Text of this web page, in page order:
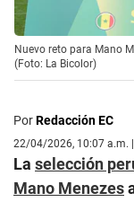
Nuevo reto para Mano
(Foto: La Bicolor)
PorRedacción EC
22/04/2026, 10:07 a.m.
La selección
Mano Menezes